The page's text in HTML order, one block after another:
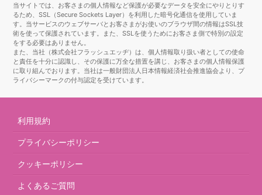
当サイトでは、お客さまの個人情報など保護が必要なデータを安全にやりとりす
るため、SSL（Secure Sockets Layer）を利用した暗号化通信を使用していま
す。当サービスのウェブサーバとお客さまがお使いのブラウザ間の情報はSSL技
術を使って保護されています。また、SSLを使うためにお客さま側で特別の設定
をする必要はありません。
また、当社（株式会社フラッシュエッヂ）は、個人情報取り扱い者としての使命
と責任を十分に認識し、その保護に万全な措置を講じ、お客さまの個人情報保護
に取り組んでおります。当社は一般財団法人日本情報経済社会推進協会より、プ
ライバシーマークの付与認定を受けています。
利用規約
プライバシーポリシー
クッキーポリシー
よくあるご質問